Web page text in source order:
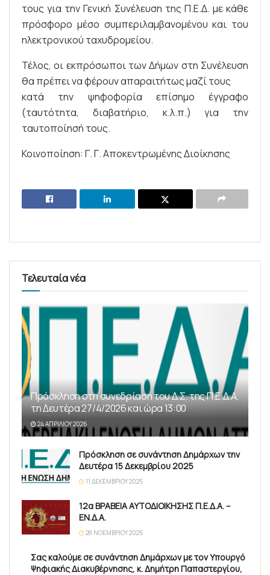
τους για την Γενική Συνέλευση της Π.Ε.Δ. με κάθε
πρόσφορο μέσο συμπεριλαμβανομένου και του
ηλεκτρονικού ταχυδρομείου.
Τέλος, οι εκπρόσωποι των Δήμων στη Συνέλευση
θα πρέπει να φέρουν απαραιτήτως μαζί τους
κατά την ψηφοφορία επίσημο έγγραφο
(ταυτότητα, διαβατήριο, κ.λ.π.) για την
ταυτοποίησή τους.
Κοινοποίηση: Γ. Γ. Αποκεντρωμένης Διοίκησης
Τελευταία νέα
Πρόσκληση στη συνεδρίαση του Δ.Σ. της Π.Ε.Δ.Α,
τη Δευτέρα 27/4/2026 και ώρα 13:00
24 ΑΠΡΙΛΊΟΥ 2026
Πρόσκληση σε συνάντηση Δημάρχων την
Δευτέρα 15 Δεκεμβρίου 2025
11 ΔΕΚΕΜΒΡΊΟΥ 2025
12α ΒΡΑΒΕΙΑ ΑΥΤΟΔΙΟΙΚΗΣΗΣ Π.Ε.Δ.Α. –
ΕΝ.Δ.Α.
28 ΝΟΕΜΒΡΊΟΥ 2025
Σας καλούμε σε συνάντηση Δημάρχων με τον Υπουργό
Ψηφιακής Διακυβέρνησης, κ. Δημήτρη Παπαστεργίου,